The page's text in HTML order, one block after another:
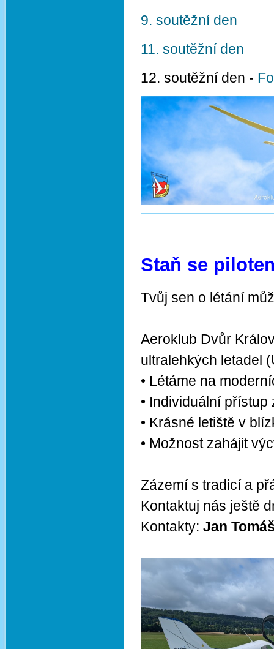
9. soutěžní den
11. soutěžní den
12. soutěžní den -
Staň se
Tvůj sen o létání
Aeroklub Dvůr
ultralehkých letadel
• Létáme na
• Individuální
• Krásné letiště v
• Možnost zahájit
Zázemí s tradicí a
Kontaktuj nás ještě
Kontakty: Jan